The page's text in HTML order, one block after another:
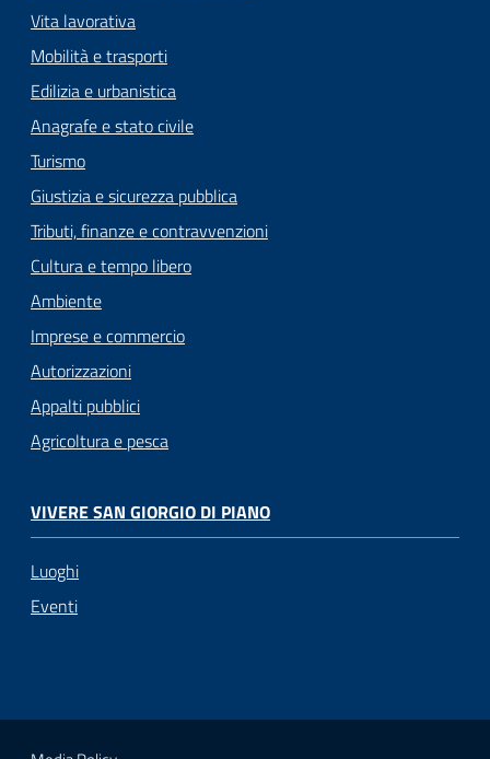
Vita lavorativa
Mobilità e trasporti
Edilizia e urbanistica
Anagrafe e stato civile
Turismo
Giustizia e sicurezza pubblica
Tributi, finanze e contravvenzioni
Cultura e tempo libero
Ambiente
Imprese e commercio
Autorizzazioni
Appalti pubblici
Agricoltura e pesca
VIVERE SAN GIORGIO DI PIANO
Luoghi
Eventi